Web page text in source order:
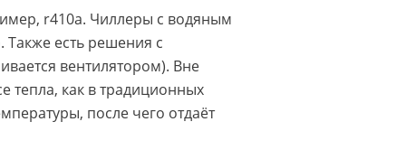
r410a. Чиллеры с водяным
Также есть решения с
вентилятором). Вне
тепла, как в традиционных
после чего отдаёт